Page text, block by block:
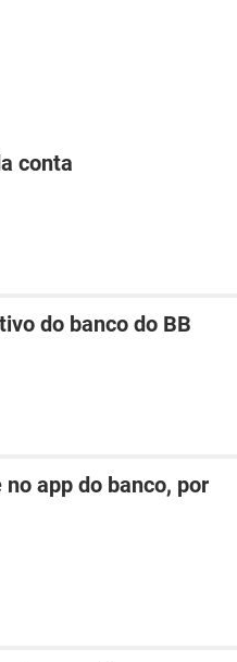
conta
do banco do BB
app do banco, por